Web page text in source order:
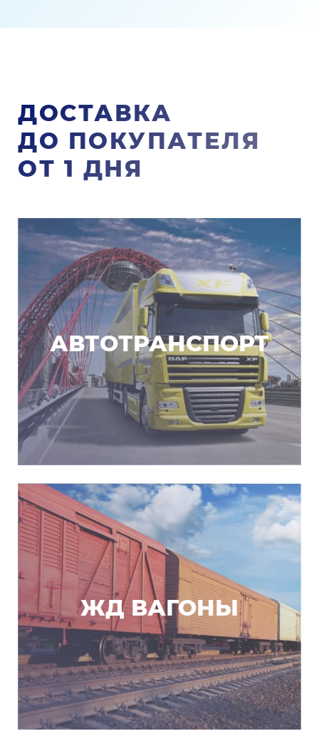
ДОСТАВКА
ДО ПОКУПАТЕЛЯ
ОТ 1 ДНЯ
АВТОТРАНСПОРТ
ЖД ВАГОНЫ